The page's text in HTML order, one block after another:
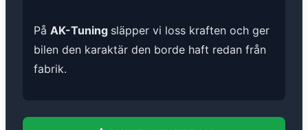
På AK-Tuning släpper vi loss kraften och ger
bilen den karaktär den borde haft redan från
fabrik.